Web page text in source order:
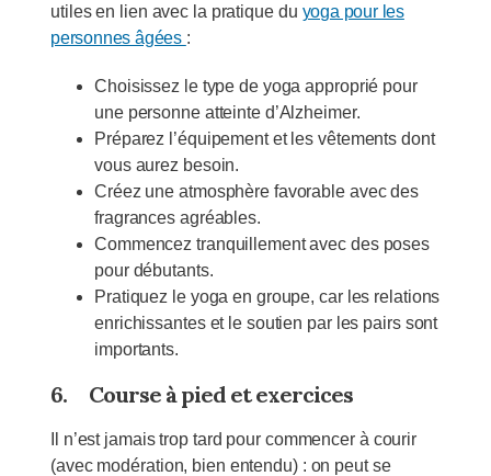
utiles en lien avec la pratique du yoga pour les
personnes âgées :
Choisissez le type de yoga approprié pour
une personne atteinte d’Alzheimer.
Préparez l’équipement et les vêtements dont
vous aurez besoin.
Créez une atmosphère favorable avec des
fragrances agréables.
Commencez tranquillement avec des poses
pour débutants.
Pratiquez le yoga en groupe, car les relations
enrichissantes et le soutien par les pairs sont
importants.
6. Course à pied et exercices
Il n’est jamais trop tard pour commencer à courir
(avec modération, bien entendu) : on peut se